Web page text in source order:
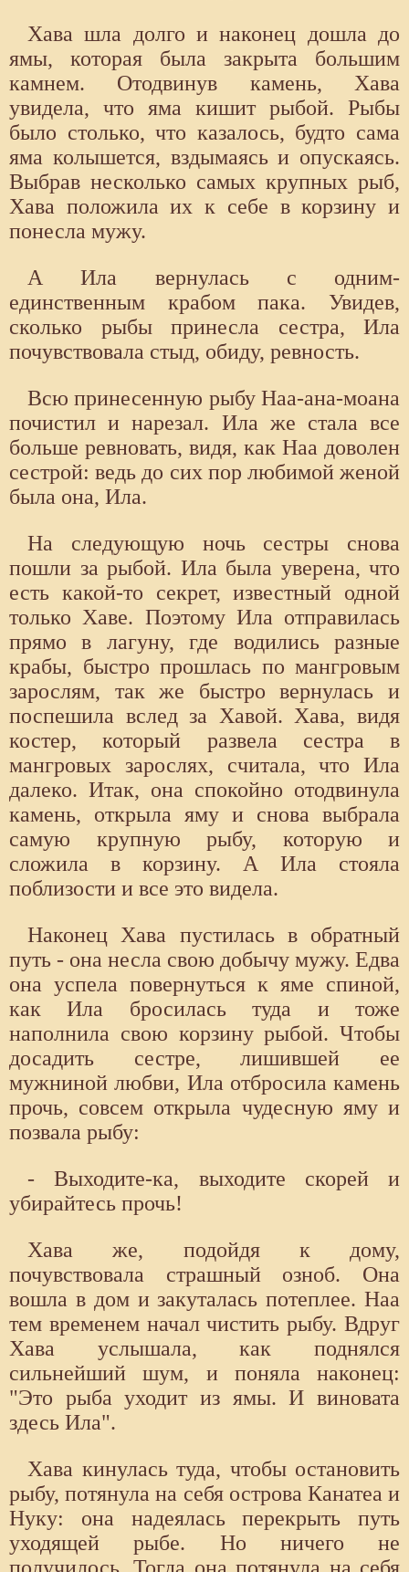
Хава шла долго и наконец дошла до
ямы, которая была закрыта большим
камнем. Отодвинув камень, Хава
увидела, что яма кишит рыбой. Рыбы
было столько, что казалось, будто сама
яма колышется, вздымаясь и опускаясь.
Выбрав несколько самых крупных рыб,
Хава положила их к себе в корзину и
понесла мужу.
А Ила вернулась с одним-
единственным крабом пака. Увидев,
сколько рыбы принесла сестра, Ила
почувствовала стыд, обиду, ревность.
Всю принесенную рыбу Наа-ана-моана
почистил и нарезал. Ила же стала все
больше ревновать, видя, как Наа доволен
сестрой: ведь до сих пор любимой женой
была она, Ила.
На следующую ночь сестры снова
пошли за рыбой. Ила была уверена, что
есть какой-то секрет, известный одной
только Хаве. Поэтому Ила отправилась
прямо в лагуну, где водились разные
крабы, быстро прошлась по мангровым
зарослям, так же быстро вернулась и
поспешила вслед за Хавой. Хава, видя
костер, который развела сестра в
мангровых зарослях, считала, что Ила
далеко. Итак, она спокойно отодвинула
камень, открыла яму и снова выбрала
самую крупную рыбу, которую и
сложила в корзину. А Ила стояла
поблизости и все это видела.
Наконец Хава пустилась в обратный
путь - она несла свою добычу мужу. Едва
она успела повернуться к яме спиной,
как Ила бросилась туда и тоже
наполнила свою корзину рыбой. Чтобы
досадить сестре, лишившей ее
мужниной любви, Ила отбросила камень
прочь, совсем открыла чудесную яму и
позвала рыбу:
- Выходите-ка, выходите скорей и
убирайтесь прочь!
Хава же, подойдя к дому,
почувствовала страшный озноб. Она
вошла в дом и закуталась потеплее. Наа
тем временем начал чистить рыбу. Вдруг
Хава услышала, как поднялся
сильнейший шум, и поняла наконец:
"Это рыба уходит из ямы. И виновата
здесь Ила".
Хава кинулась туда, чтобы остановить
рыбу, потянула на себя острова Канатеа и
Нуку: она надеялась перекрыть путь
уходящей рыбе. Но ничего не
получилось. Тогда она потянула на себя